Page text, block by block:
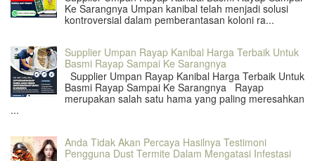
Ke Sarangnya Umpan kanibal telah menjadi solusi
kontroversial dalam pemberantasan koloni ra...
Supplier Umpan Rayap Kanibal Harga Terbaik Untuk
Basmi Rayap Sampai Ke Sarangnya
Supplier Umpan Rayap Kanibal Harga Terbaik Untuk
Basmi Rayap Sampai Ke Sarangnya Rayap
merupakan salah satu hama yang paling meresahkan
...
Anda Tidak Akan Percaya Hasilnya Testimoni
Pengguna Dust Termite Dalam Mengatasi Infestasi